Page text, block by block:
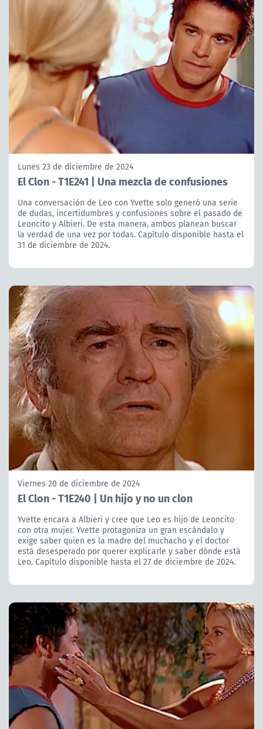
Lunes 23 de diciembre de 2024
El Clon - T1E241 | Una mezcla de confusiones
Una conversación de Leo con Yvette solo generó una serie
de dudas, incertidumbres y confusiones sobre el pasado de
Leoncito y Albieri. De esta manera, ambos planean buscar
la verdad de una vez por todas. Capítulo disponible hasta el
31 de diciembre de 2024.
Viernes 20 de diciembre de 2024
El Clon - T1E240 | Un hijo y no un clon
Yvette encara a Albieri y cree que Leo es hijo de Leoncito
con otra mujer. Yvette protagoniza un gran escándalo y
exige saber quien es la madre del muchacho y el doctor
está desesperado por querer explicarle y saber dónde está
Leo. Capítulo disponible hasta el 27 de diciembre de 2024.